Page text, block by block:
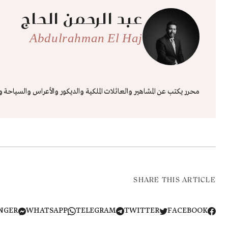
عبد الرحمن الحاج
Abdulrahman El Haj
محرر يكتب عن المشاهير والعائلات الملكية والديكور والأعراس والسياحة
SHARE THIS ARTICLE
FACEBOOK
TWITTER
TELEGRAM
WHATSAPP